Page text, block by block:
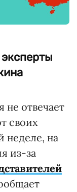
не отвечает
своих
неделе, на
из-за